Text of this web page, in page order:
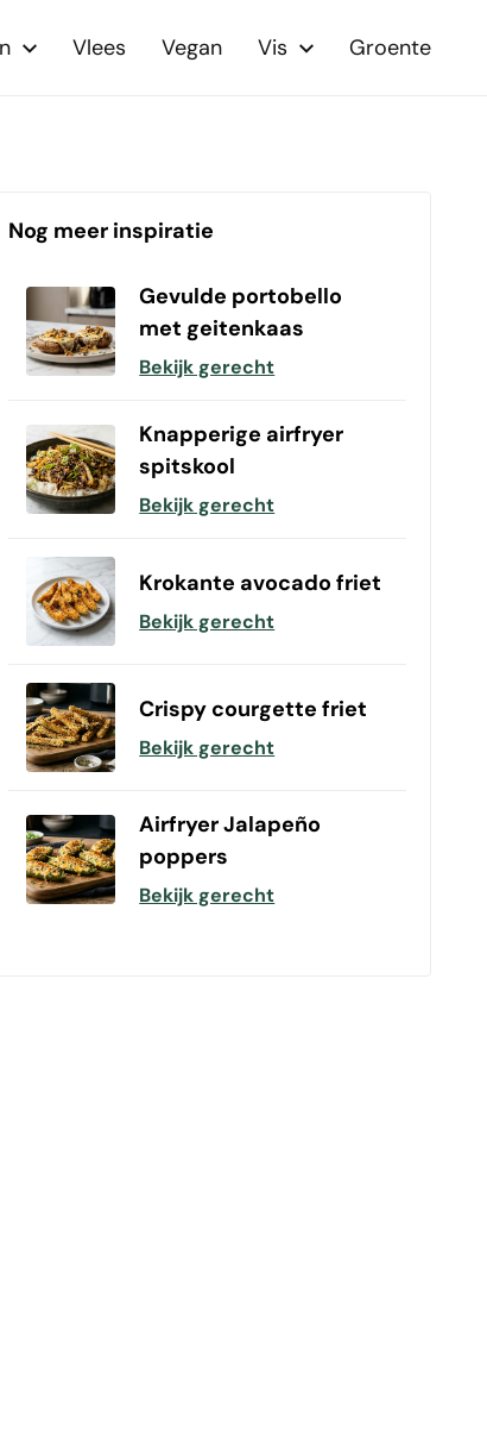
Vlees Vegan Vis Groente
Nog meer inspiratie
Gevulde portobello
met geitenkaas
Bekijk gerecht
Knapperige airfryer
spitskool
Bekijk gerecht
Krokante avocado friet
Bekijk gerecht
Crispy courgette friet
Bekijk gerecht
Airfryer Jalapeño
poppers
Bekijk gerecht